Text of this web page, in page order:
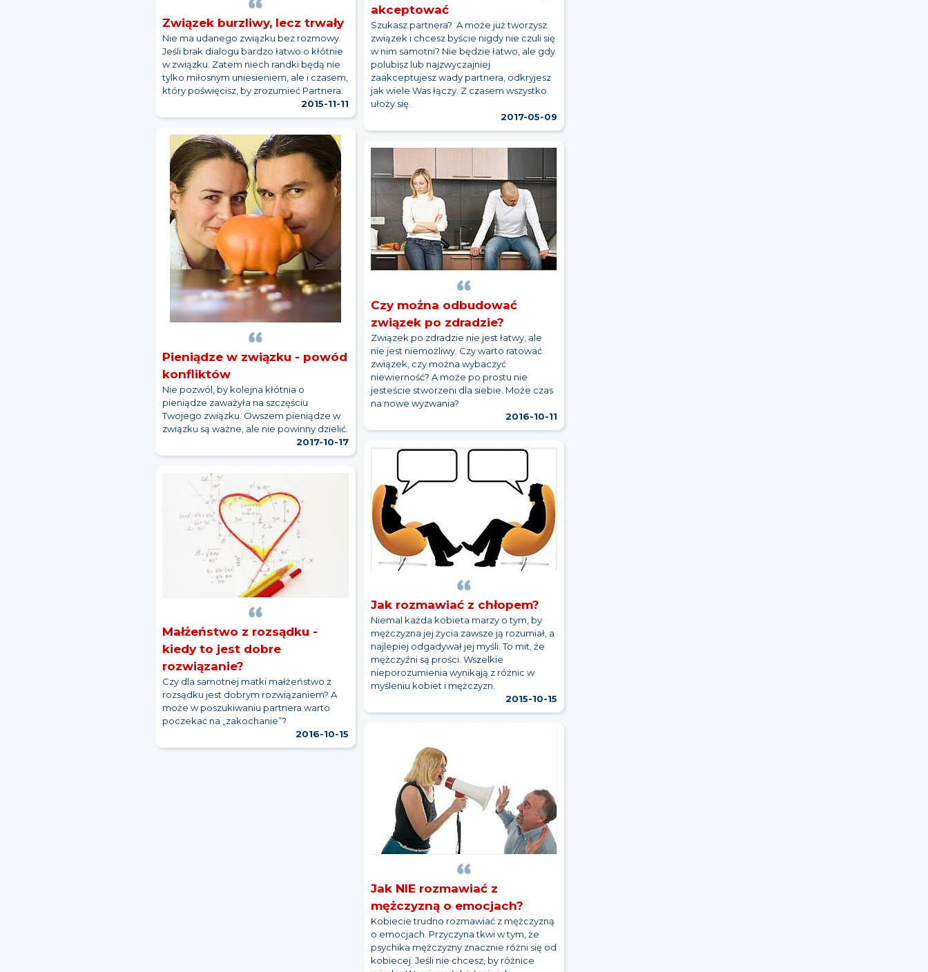
akceptować
Szukasz partnera? A może już tworzysz
związek i chcesz byście nigdy nie czuli się
w nim samotni? Nie będzie łatwo, ale gdy
polubisz lub najzwyczajniej
zaakceptujesz wady partnera, odkryjesz
jak wiele Was łączy. Z czasem wszystko
ułoży się.
2017-05-09
Związek burzliwy, lecz trwały
Nie ma udanego związku bez rozmowy.
Jeśli brak dialogu bardzo łatwo o kłótnie
w związku. Zatem niech randki będą nie
tylko miłosnym uniesieniem, ale i czasem,
który poświęcisz, by zrozumieć Partnera.
2015-11-11
Pieniądze w związku - powód
konfliktów
Nie pozwól, by kolejna kłótnia o
pieniądze zaważyła na szczęściu
Twojego związku. Owszem pieniądze w
związku są ważne, ale nie powinny dzielić.
2017-10-17
Czy można odbudować
związek po zdradzie?
Związek po zdradzie nie jest łatwy, ale
nie jest niemożliwy. Czy warto ratować
związek, czy można wybaczyć
niewierność? A może po prostu nie
jesteście stworzeni dla siebie. Może czas
na nowe wyzwania?
2016-10-11
Jak rozmawiać z chłopem?
Niemal każda kobieta marzy o tym, by
mężczyzna jej życia zawsze ją rozumiał, a
najlepiej odgadywał jej myśli. To mit, że
mężczyźni są prości. Wszelkie
nieporozumienia wynikają z różnic w
myśleniu kobiet i mężczyzn.
2015-10-15
Małżeństwo z rozsądku -
kiedy to jest dobre
rozwiązanie?
Czy dla samotnej matki małżeństwo z
rozsądku jest dobrym rozwiązaniem? A
może w poszukiwaniu partnera warto
poczekać na „zakochanie”?
2016-10-15
Jak NIE rozmawiać z
mężczyzną o emocjach?
Kobiecie trudno rozmawiać z mężczyzną
o emocjach. Przyczyna tkwi w tym, że
psychika mężczyzny znacznie różni się od
kobiecej. Jeśli nie chcesz, by różnice